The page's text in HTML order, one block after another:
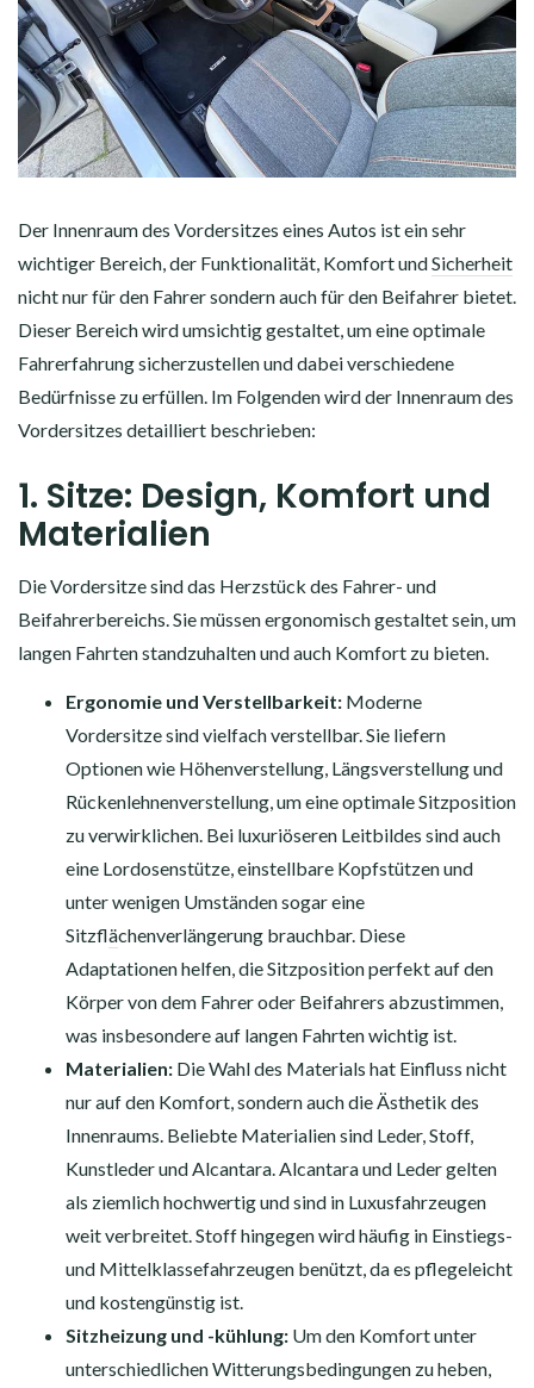
Der Innenraum des Vordersitzes eines Autos ist ein sehr
wichtiger Bereich, der Funktionalität, Komfort undSicherheit
nicht nur für den Fahrer sondern auch für den Beifahrer bietet.
Dieser Bereich wird umsichtig gestaltet, um eine optimale
Fahrerfahrung sicherzustellen und dabei verschiedene
Bedürfnisse zu erfüllen. Im Folgenden wird der Innenraum des
Vordersitzes detailliert beschrieben:
1. Sitze: Design, Komfort und
Materialien
Die Vordersitze sind das Herzstück des Fahrer- und
Beifahrerbereichs. Sie müssen ergonomisch gestaltet sein, um
langen Fahrten standzuhalten und auch Komfort zu bieten.
Ergonomie und Verstellbarkeit: Moderne
Vordersitze sind vielfach verstellbar. Sie liefern
Optionen wie Höhenverstellung, Längsverstellung und
Rückenlehnenverstellung, um eine optimale Sitzposition
zu verwirklichen. Bei luxuriöseren Leitbildes sind auch
eine Lordosenstütze, einstellbare Kopfstützen und
unter wenigen Umständen sogar eine
Sitzflächenverlängerung brauchbar. Diese
Adaptationen helfen, die Sitzposition perfekt auf den
Körper von dem Fahrer oder Beifahrers abzustimmen,
was insbesondere auf langen Fahrten wichtig ist.
Materialien: Die Wahl des Materials hat Einfluss nicht
nur auf den Komfort, sondern auch die Ästhetik des
Innenraums. Beliebte Materialien sind Leder, Stoff,
Kunstleder und Alcantara. Alcantara und Leder gelten
als ziemlich hochwertig und sind in Luxusfahrzeugen
weit verbreitet. Stoff hingegen wird häufig in Einstiegs-
und Mittelklassefahrzeugen benützt, da es pflegeleicht
und kostengünstig ist.
Sitzheizung und -kühlung: Um den Komfort unter
unterschiedlichen Witterungsbedingungen zu heben,